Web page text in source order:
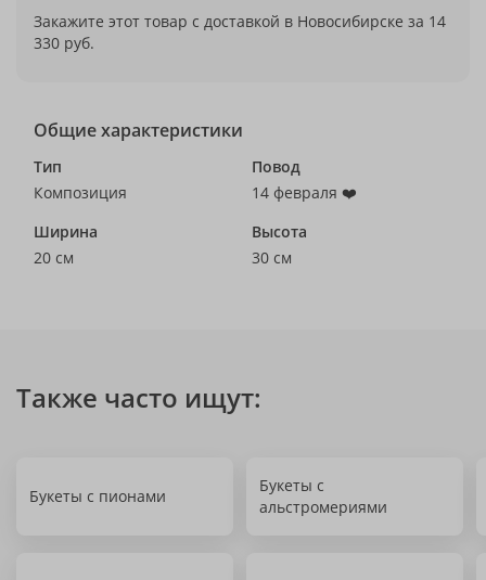
Закажите этот товар с доставкой в Новосибирске за 14
330 руб.
Общие характеристики
Тип
Композиция
Повод
14 февраля ❤️
Ширина
20 см
Высота
30 см
Также часто ищут:
Букеты с пионами
Букеты с
альстромериями